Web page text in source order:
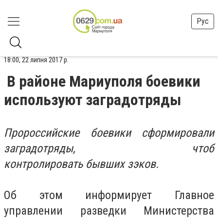
Рус
18:00, 22 липня 2017 р.
В районе Мариуполя боевики
используют заградотряды
Пророссийские боевики сформировали
заградотряды, чтоб
контролировать бывших зэков.
Об этом информирует Главное
управлении разведки Министерства